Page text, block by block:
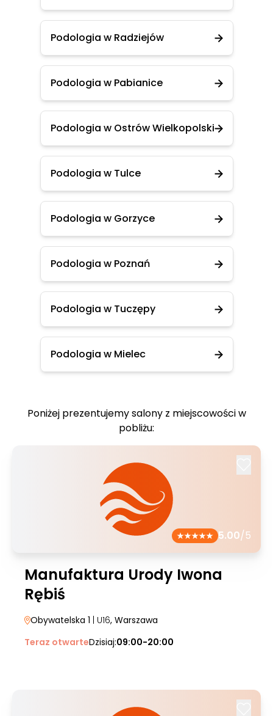
Podologia w Radziejów
Podologia w Pabianice
Podologia w Ostrów Wielkopolski
Podologia w Tulce
Podologia w Gorzyce
Podologia w Poznań
Podologia w Tuczępy
Podologia w Mielec
Poniżej prezentujemy salony z miejscowości w
pobliżu:
5.00/5
Manufaktura Urody Iwona
Rębiś
Obywatelska 1 | U16, Warszawa
Teraz otwarteDzisiaj:09:00-20:00